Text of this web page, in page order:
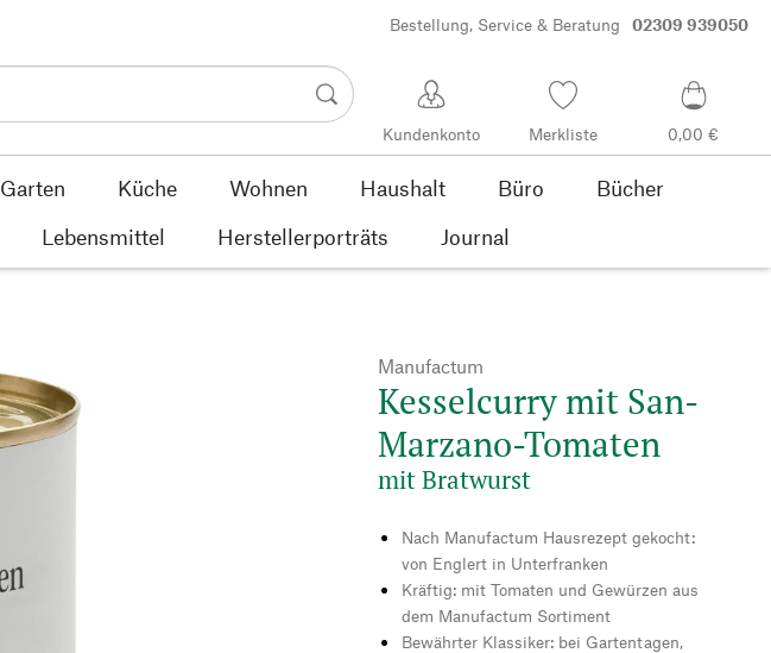
Bestellung, Service & Beratung 02309 939050
Kundenkonto Merkliste 0,00 €
Garten Küche Wohnen Haushalt Büro
Bücher
Lebensmittel Herstellerporträts Journal
Manufactum
Kesselcurry mit San-
Marzano-Tomaten
mit Bratwurst
Nach Manufactum Hausrezept gekocht:
von Englert in Unterfranken
Kräftig: mit Tomaten und Gewürzen aus
dem Manufactum Sortiment
Bewährter Klassiker: bei Gartentagen,